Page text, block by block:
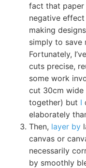
fact that paper
negative
making
simply to save
Fortunately,
cuts precise,
some work
cut 30cm wide
together) but I
elaborately
Then, layer by
canvas or
necessarily
by smoothly